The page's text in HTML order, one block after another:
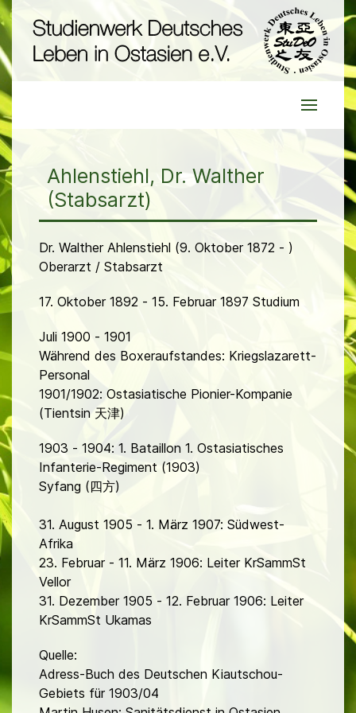
Ahlenstiehl, Dr. Walther
(Stabsarzt)
Dr. Walther Ahlenstiehl (9. Oktober 1872 - )
Oberarzt / Stabsarzt
17. Oktober 1892 - 15. Februar 1897 Studium
Juli 1900 - 1901
Während des Boxeraufstandes: Kriegslazarett-
Personal
1901/1902: Ostasiatische Pionier-Kompanie
(Tientsin 天津)
1903 - 1904: 1. Bataillon 1. Ostasiatisches
Infanterie-Regiment (1903)
Syfang (四方)
31. August 1905 - 1. März 1907: Südwest-
Afrika
23. Februar - 11. März 1906: Leiter KrSammSt
Vellor
31. Dezember 1905 - 12. Februar 1906: Leiter
KrSammSt Ukamas
Quelle:
Adress-Buch des Deutschen Kiautschou-
Gebiets für 1903/04